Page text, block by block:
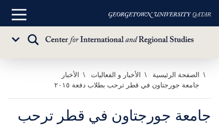
تخطي
المحتوى
الرئيسي
القائمة
تبديل
الصفحة الرئيسية الأخبار و الفعاليات
الأخبار
جامعة جورجتاون في قطر ترحب بطلاب دفعة ٢٠١٥
جامعة جورجتاون في قطر ترحب